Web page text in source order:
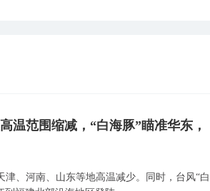
温范围缩减，“白海豚”瞄准华东，
、河南、山东等地高温减少。同时，台风“白